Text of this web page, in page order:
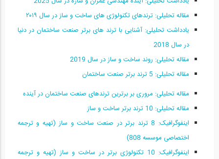
10:24
فیلم وبینار ترندهای حوزه تکنولوژی های...
ارائه کاتالوگ مبلمان اداری با تکنولوژی...
مقاله تحلیلی: ترندهای تکنولوژی‌ های ساخت‌ و ساز در سال ۲۰۱۹
یادداشت تحلیلی: آشنایی با ترند های برتر صنعت ساختمان در دنیا
در سال 2018
مقاله تحلیلی: روند ساخت‌ و ساز در سال 2019
مقاله تحلیلی: 5 ترند برتر صنعت ساختمان
مقاله تحلیلی: مروری بر برترین ترندهای صنعت ساختمان در آینده
مقاله تحلیلی: 10 ترند برتر ساخت‌ و ساز
اینفوگرافیک: 8 ترند برتر در صنعت ساخت و ساز (تهیه و ترجمه
اختصاصی موسسه 808)
اینفوگرافیک: 10 تکنولوژی برتر در ساخت و ساز (تهیه و ترجمه